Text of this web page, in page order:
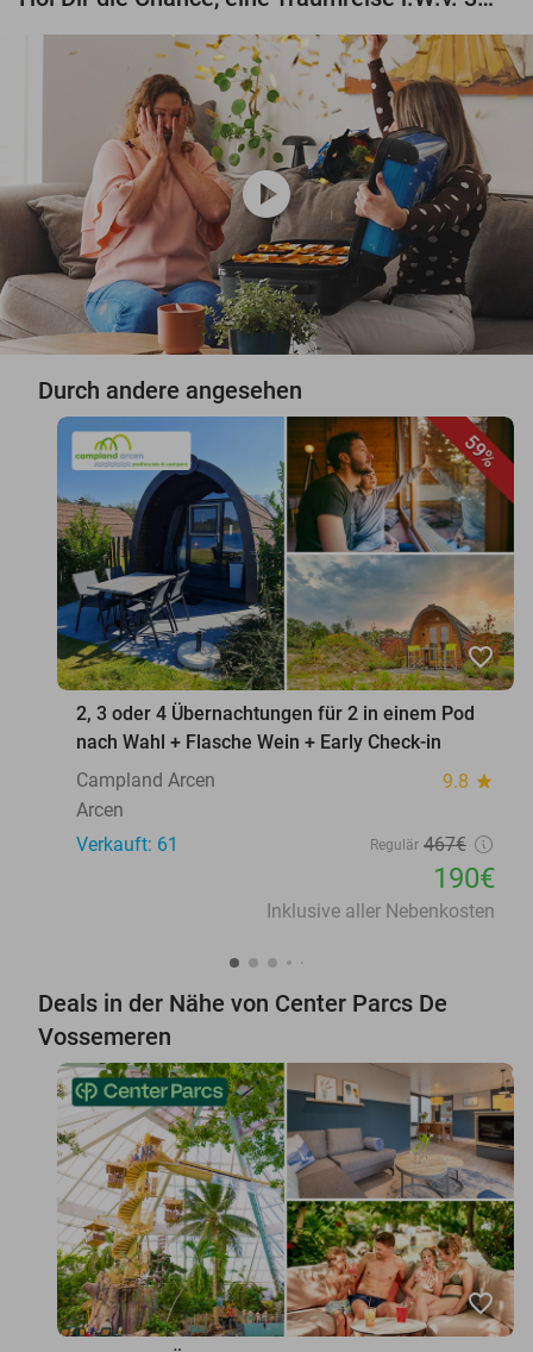
play_circle
Durch andere angesehen
59%
favorite_border
2, 3 oder 4 Übernachtungen für 2 in einem Pod
nach Wahl + Flasche Wein + Early Check-in
Campland Arcen
9.8 star
Arcen
Verkauft: 61
Regulär 467€
190€
Inklusive aller Nebenkosten
Deals in der Nähe von Center Parcs De
Vossemeren
favorite_border